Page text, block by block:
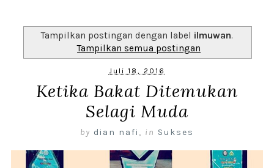
Tampilkan postingan dengan label ilmuwan.
Tampilkan semua postingan
Juli 18, 2016
Ketika Bakat Ditemukan
Selagi Muda
by dian nafi , in Sukses